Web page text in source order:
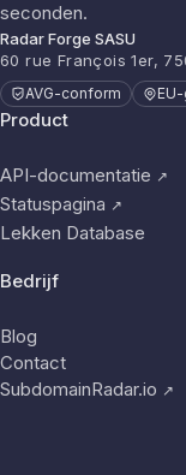
seconden.
Radar Forge SASU
60 rue François 1er,
AVG-conform
Product
API-documentatie ↗
Statuspagina ↗
Lekken Database
Bedrijf
Blog
Contact
SubdomainRadar.io ↗